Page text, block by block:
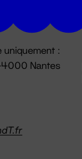
uniquement :
Nantes